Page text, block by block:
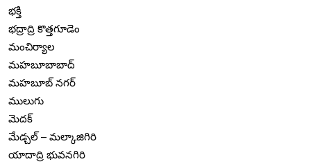
భక్తి
భద్రాద్రి కొత్తగూడెం
మంచిర్యాల
మహబూబాబాద్
మహబూబ్ నగర్
ములుగు
మెదక్
మేడ్చల్ – మల్కాజిగిరి
యాదాద్రి భువనగిరి